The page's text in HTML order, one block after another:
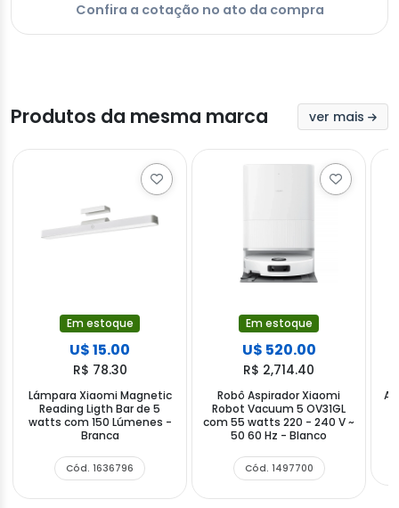
Confira a cotação no ato da compra
Produtos da mesma marca ver mais
Em estoque
U$ 15.00
R$ 78.30
Lámpara Xiaomi Magnetic
Reading Ligth Bar de 5
watts com 150 Lúmenes -
Branca
Cód. 1636796
Em estoque
U$ 520.00
R$ 2,714.40
Robô Aspirador Xiaomi
Robot Vacuum 5 OV31GL
com 55 watts 220 - 240 V ~
50 60 Hz - Blanco
Cód. 1497700